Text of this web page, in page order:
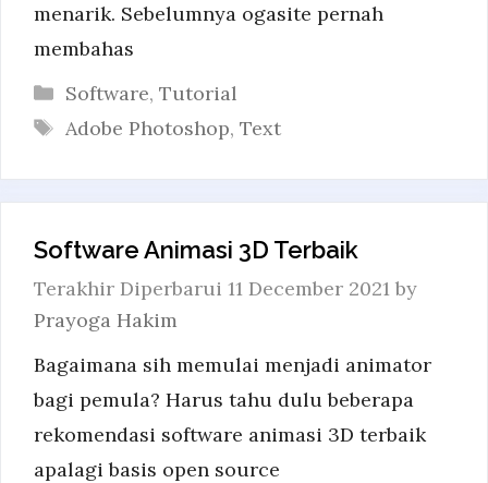
menarik. Sebelumnya ogasite pernah
membahas
Categories
Software, Tutorial
Tags
Adobe Photoshop, Text
Software Animasi 3D Terbaik
11 December 2021 by
Prayoga Hakim
Bagaimana sih memulai menjadi animator
bagi pemula? Harus tahu dulu beberapa
rekomendasi software animasi 3D terbaik
apalagi basis open source